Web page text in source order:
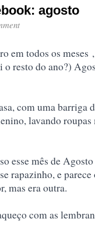
agosto
em todos os meses
resto do ano?)
com uma barriga
lavando roupas
esse mês de
rapazinho, e
mas era outra.
com as